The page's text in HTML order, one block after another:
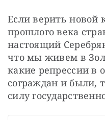
Если верить новой
прошлого века
настоящий
что мы живем в
какие репрессии в
сограждан и были,
силу